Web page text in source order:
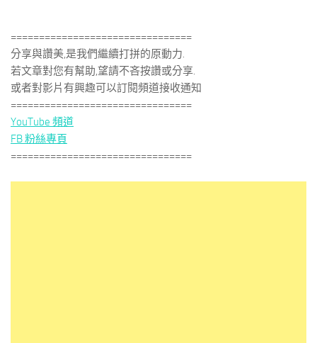
================================
分享與讚美,是我們繼續打拼的原動力.
若文章對您有幫助,望請不吝按讚或分享.
或者對影片有興趣可以訂閱頻道接收通知
================================
YouTube 頻道
FB 粉絲專頁
================================